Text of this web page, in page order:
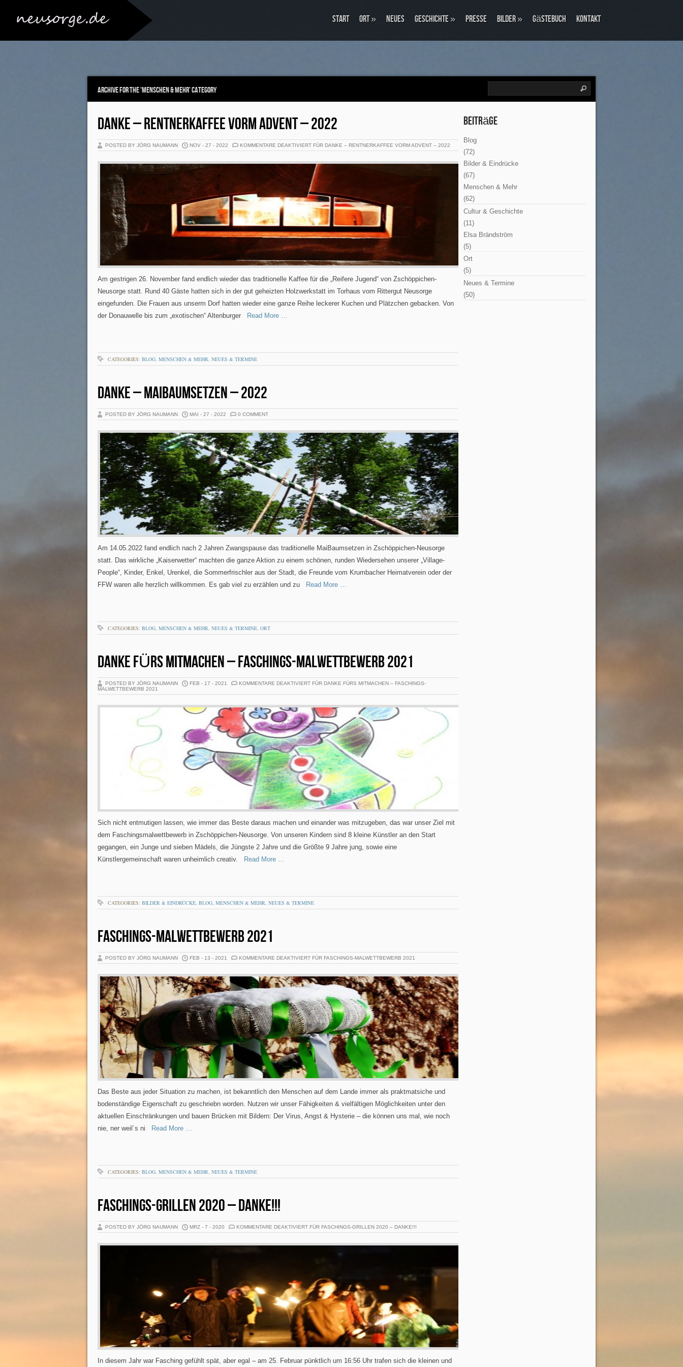
Start Ort» Neues Geschichte» Presse Bilder» Gästebuch Kontakt
Archive for the ‘Menschen & Mehr’ Category
DANKE – RENTNERKAFFEE VORM ADVENT – 2022
POSTED BY JÖRG NAUMANN NOV - 27 - 2022 KOMMENTARE DEAKTIVIERT FÜR DANKE – RENTNERKAFFEE VORM ADVENT – 2022
Am gestrigen 26. November fand endlich wieder das traditionelle Kaffee für die „Reifere Jugend“ von Zschöppichen-
Neusorge statt. Rund 40 Gäste hatten sich in der gut geheizten Holzwerkstatt im Torhaus vom Rittergut Neusorge
eingefunden. Die Frauen aus unserm Dorf hatten wieder eine ganze Reihe leckerer Kuchen und Plätzchen gebacken. Von
der Donauwelle bis zum „exotischen“ Altenburger Read More …
CATEGORIES: BLOG, MENSCHEN & MEHR, NEUES & TERMINE
DANKE – MAIBAUMSETZEN – 2022
POSTED BY JÖRG NAUMANN MAI - 27 - 2022 0 COMMENT
Am 14.05.2022 fand endlich nach 2 Jahren Zwangspause das traditionelle MaiBaumsetzen in Zschöppichen-Neusorge
statt. Das wirkliche „Kaiserwetter“ machten die ganze Aktion zu einem schönen, runden Wiedersehen unserer „Village-
People“, Kinder, Enkel, Urenkel, die Sommerfrischler aus der Stadt, die Freunde vom Krumbacher Heimatverein oder der
FFW waren alle herzlich willkommen. Es gab viel zu erzählen und zu Read More …
CATEGORIES: BLOG, MENSCHEN & MEHR, NEUES & TERMINE, ORT
DANKE FÜRS MITMACHEN – FASCHINGS-MALWETTBEWERB 2021
POSTED BY JÖRG NAUMANN FEB - 17 - 2021 KOMMENTARE DEAKTIVIERT FÜR DANKE FÜRS MITMACHEN – FASCHINGS-
MALWETTBEWERB 2021
Sich nicht entmutigen lassen, wie immer das Beste daraus machen und einander was mitzugeben, das war unser Ziel mit
dem Faschingsmalwettbewerb in Zschöppichen-Neusorge. Von unseren Kindern sind 8 kleine Künstler an den Start
gegangen, ein Junge und sieben Mädels, die Jüngste 2 Jahre und die Größte 9 Jahre jung, sowie eine
Künstlergemeinschaft waren unheimlich creativ. Read More …
CATEGORIES: BILDER & EINDRÜCKE, BLOG, MENSCHEN & MEHR, NEUES & TERMINE
FASCHINGS-MALWETTBEWERB 2021
POSTED BY JÖRG NAUMANN FEB - 13 - 2021 KOMMENTARE DEAKTIVIERT FÜR FASCHINGS-MALWETTBEWERB 2021
Das Beste aus jeder Situation zu machen, ist bekanntlich den Menschen auf dem Lande immer als praktmatsiche und
bodenständige Eigenschaft zu geschriebn worden. Nutzen wir unser Fähigkeiten & vielfältigen Möglichkeiten unter den
aktuellen Einschränkungen und bauen Brücken mit Bildern: Der Virus, Angst & Hysterie – die können uns mal, wie noch
nie, ner weil´s ni Read More …
CATEGORIES: BLOG, MENSCHEN & MEHR, NEUES & TERMINE
FASCHINGS-GRILLEN 2020 – DANKE!!!
POSTED BY JÖRG NAUMANN MRZ - 7 - 2020 KOMMENTARE DEAKTIVIERT FÜR FASCHINGS-GRILLEN 2020 – DANKE!!!
In diesem Jahr war Fasching gefühlt spät, aber egal – am 25. Februar pünktlich um 16:56 Uhr trafen sich die kleinen und
Beiträge
Blog
(72)
Bilder & Eindrücke
(67)
Menschen & Mehr
(62)
Cultur & Geschichte
(11)
Elsa Brändström
(5)
Ort
(5)
Neues & Termine
(50)